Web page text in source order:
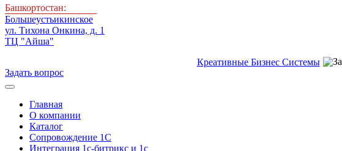
Башкортостан:
Большеустьикинское
ул. Тихона Онкина, д. 1
ТЦ "Айша"
Креативные Бизнес Системы
Задать вопрос
Главная
О компании
Каталог
Сопровождение 1С
Интеграция 1с-битрикс и 1с